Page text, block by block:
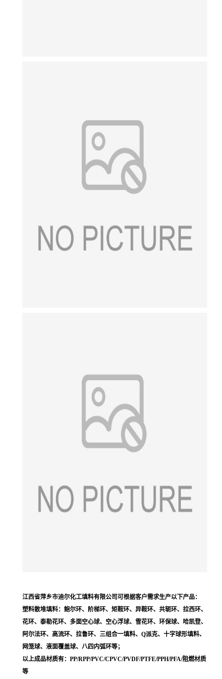
江西省萍乡市迪尔化工填料有限公司可根据客户需求生产以下产品：
塑料散堆填料：鲍尔环、阶梯环、矩鞍环、异鞍环、共轭环、拉西环、
花环、泰勒花环、多面空心球、空心浮球、雪花环、环保球、哈凯登、
阿尔法环、高流环、拉鲁环、三组合一填料、Q派克、十字球形填料、
网笼球、液面覆盖球、八四内弧环等；
以上成品材质有：PP/RPP/PVC/CPVC/PVDF/PTFE/PPH/PFA/阻燃材质
等